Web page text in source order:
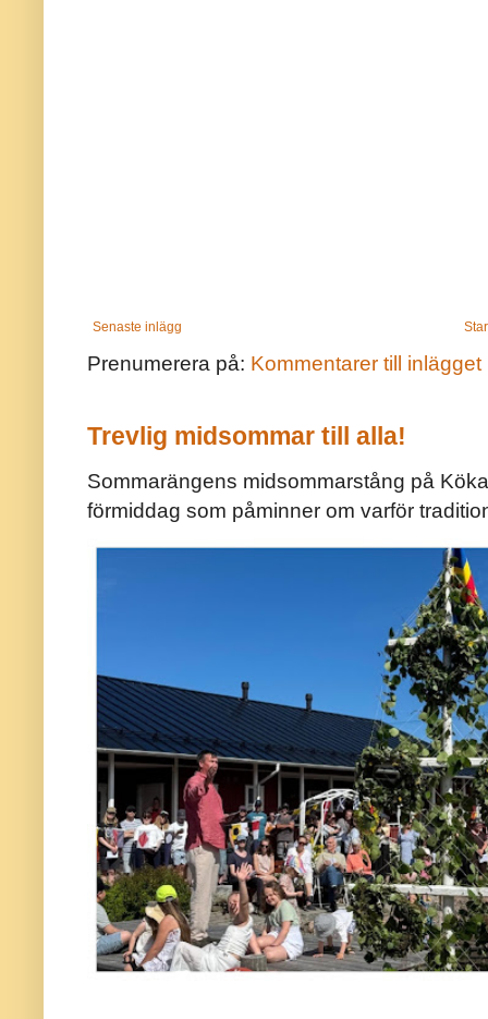
Senaste inlägg
Prenumerera på: Kommentarer till inlägget
Trevlig midsommar till alla!
Sommarängens midsommarstång på
förmiddag som påminner om varför